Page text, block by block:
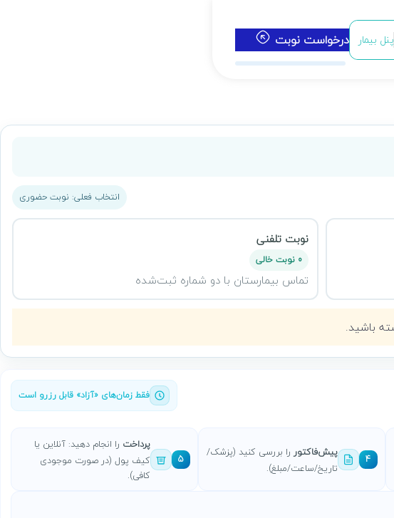
پنل بیمار درخواست نوبت
انتخاب فعلی: نوبت حضوری
نوبت تلفنی
0 نوبت خالی
تماس بیمارستان با دو شماره ثبت‌شده
فقط زمان‌های «آزاد» قابل رزرو است
4 پیش‌فاکتور را بررسی کنید (پزشک/
تاریخ/ساعت/مبلغ).
5
پرداخت را انجام دهید: آنلاین یا
کیف پول (در صورت موجودی
کافی).